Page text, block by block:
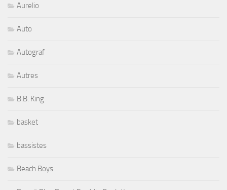
Aurelio
Auto
Autograf
Autres
B.B. King
basket
bassistes
Beach Boys